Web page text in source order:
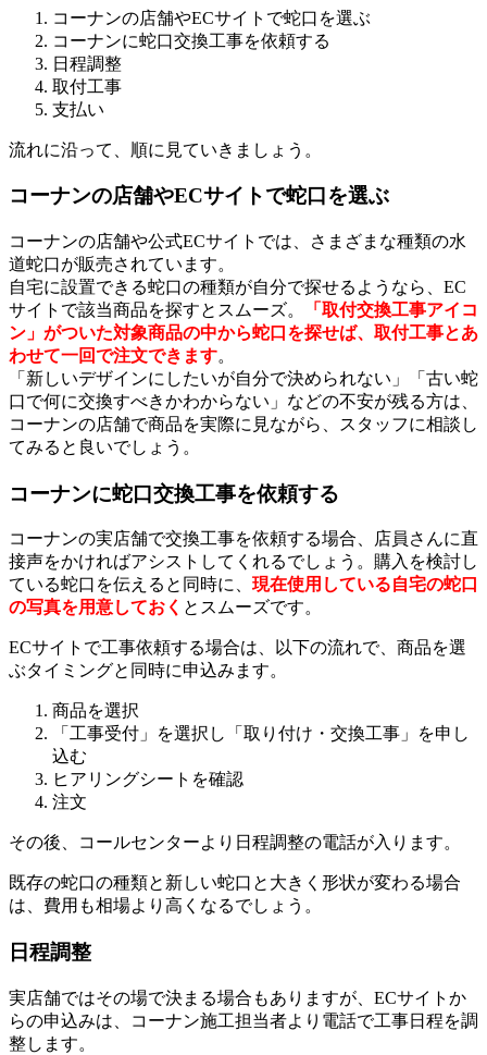
コーナンの店舗やECサイトで蛇口を選ぶ
コーナンに蛇口交換工事を依頼する
日程調整
取付工事
支払い
流れに沿って、順に見ていきましょう。
コーナンの店舗やECサイトで蛇口を選ぶ
コーナンの店舗や公式ECサイトでは、さまざまな種類の水
道蛇口が販売されています。
自宅に設置できる蛇口の種類が自分で探せるようなら、EC
サイトで該当商品を探すとスムーズ。
「取付交換工事アイコ
ン」がついた対象商品の中から蛇口を探せば、取付工事とあ
わせて一回で注文できます。
「新しいデザインにしたいが自分で決められない」「古い蛇
口で何に交換すべきかわからない」などの不安が残る方は、
コーナンの店舗で商品を実際に見ながら、スタッフに相談し
てみると良いでしょう。
コーナンに蛇口交換工事を依頼する
コーナンの実店舗で交換工事を依頼する場合、店員さんに直
接声をかければアシストしてくれるでしょう。購入を検討し
ている蛇口を伝えると同時に、 現在使用している自宅の蛇口
の写真を用意しておく とスムーズです。
ECサイトで工事依頼する場合は、以下の流れで、商品を選
ぶタイミングと同時に申込みます。
商品を選択
「工事受付」を選択し「取り付け・交換工事」を申し
込む
ヒアリングシートを確認
注文
その後、コールセンターより日程調整の電話が入ります。
既存の蛇口の種類と新しい蛇口と大きく形状が変わる場合
は、費用も相場より高くなるでしょう。
日程調整
実店舗ではその場で決まる場合もありますが、ECサイトか
らの申込みは、コーナン施工担当者より電話で工事日程を調
整します。